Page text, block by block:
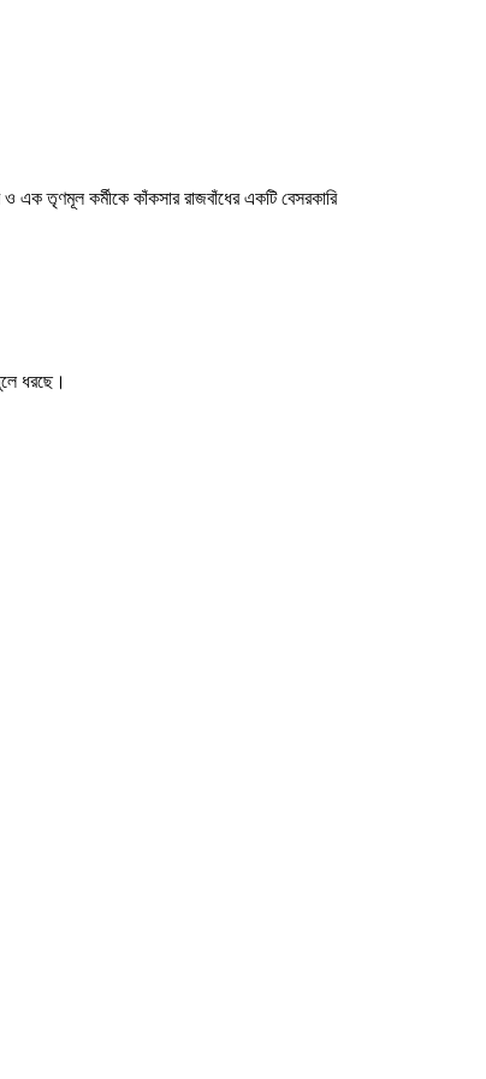
তৃণমূল কর্মীকে কাঁকসার রাজবাঁধের একটি বেসরকারি
ধরছে।